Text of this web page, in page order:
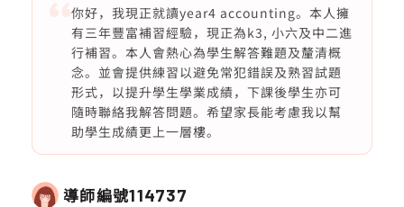
你好，我現正就讀year4 accounting。本人擁
有三年豐富補習經驗，現正為k3, 小六及中二進
行補習。本人會熱心為學生解答難題及釐清概
念。並會提供練習以避免常犯錯誤及熟習試題
形式，以提升學生學業成績，下課後學生亦可
隨時聯絡我解答問題。希望家長能考慮我以幫
助學生成績更上一層樓。
導師編號114737